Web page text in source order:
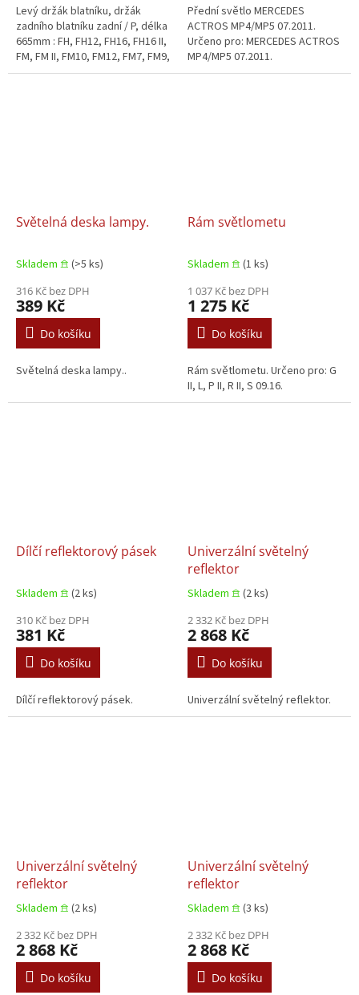
Levý držák blatníku, držák
zadního blatníku zadní / P, délka
665mm : FH, FH12, FH16, FH16 II,
FM, FM II, FM10, FM12, FM7, FM9,
Fmx, NH12 08.1993+.
Přední světlo MERCEDES
ACTROS MP4/MP5 07.2011.
Určeno pro: MERCEDES ACTROS
MP4/MP5 07.2011.
Světelná deska lampy.
Skladem 𖠿 (>5 ks)
316 Kč bez DPH
389 Kč
Do košíku
Světelná deska lampy..
Rám světlometu
Skladem 𖠿 (1 ks)
1 037 Kč bez DPH
1 275 Kč
Do košíku
Rám světlometu. Určeno pro: G
II, L, P II, R II, S 09.16.
Dílčí reflektorový pásek
Skladem 𖠿 (2 ks)
310 Kč bez DPH
381 Kč
Do košíku
Dílčí reflektorový pásek.
Univerzální světelný
reflektor
Skladem 𖠿 (2 ks)
2 332 Kč bez DPH
2 868 Kč
Do košíku
Univerzální světelný reflektor.
Univerzální světelný
reflektor
Skladem 𖠿 (2 ks)
2 332 Kč bez DPH
2 868 Kč
Do košíku
Univerzální světelný
reflektor
Skladem 𖠿 (3 ks)
2 332 Kč bez DPH
2 868 Kč
Do košíku